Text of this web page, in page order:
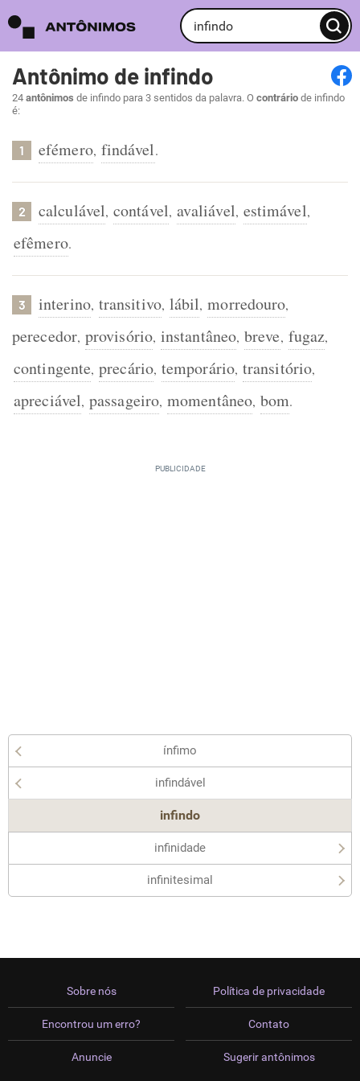
Antônimo de infindo
24 antônimos de infindo para 3 sentidos da palavra. O contrário de infindo
é:
1 efémero, findável.
2 calculável, contável, avaliável, estimável,
efêmero.
3 interino, transitivo, lábil, morredouro,
perecedor, provisório, instantâneo, breve, fugaz,
contingente, precário, temporário, transitório,
apreciável, passageiro, momentâneo, bom.
ínfimo
infindável
infindo
infinidade
infinitesimal
Sobre nós
Encontrou um erro?
Anuncie
Política de privacidade
Contato
Sugerir antônimos